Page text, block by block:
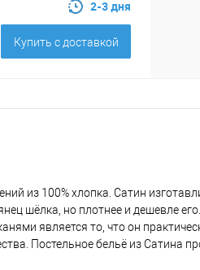
2-3 дня
Купить c доставкой
из 100% хлопка. Сатин
шёлка, но плотнее и дешевле
является то, что он
Постельное бельё из Сатина